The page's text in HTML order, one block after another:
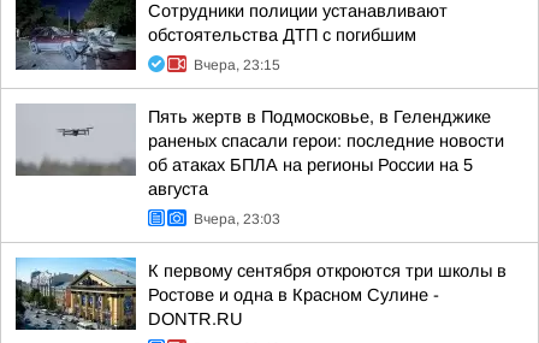
Сотрудники полиции устанавливают
обстоятельства ДТП с погибшим
Вчера, 23:15
Пять жертв в Подмосковье, в Геленджике
раненых спасали герои: последние новости
об атаках БПЛА на регионы России на 5
августа
Вчера, 23:03
К первому сентября откроются три школы в
Ростове и одна в Красном Сулине -
DONTR.RU